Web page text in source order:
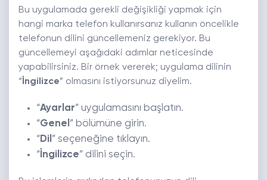
Bu uygulamada gerekli değişikliği yapmak için
hangi marka telefon kullanırsanız kullanın öncelikle
telefonun dilini güncellemeniz gerekiyor. Bu
güncellemeyi aşağıdaki adımlar neticesinde
yapabilirsiniz. Bir örnek vererek; uygulama dilinin
“ İngilizce” olmasını istiyorsunuz diyelim.
“Ayarlar” uygulamasını başlatın.
“Genel ” bölümüne girin.
“Dil ” seçeneğine tıklayın.
“ İngilizce” dilini seçin.